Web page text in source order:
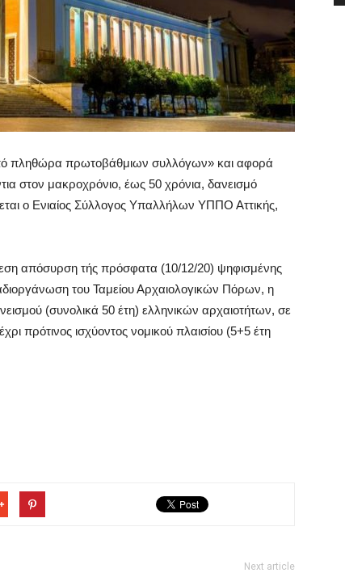
πληθώρα πρωτοβάθμιων συλλόγων» και αφορά
στον μακροχρόνιο, έως 50 χρόνια, δανεισμό
ο Ενιαίος Σύλλογος Υπαλλήλων ΥΠΠΟ Αττικής,
απόσυρση τής πρόσφατα (10/12/20) ψηφισμένης
του Ταμείου Αρχαιολογικών Πόρων, η
(συνολικά 50 έτη) ελληνικών αρχαιοτήτων, σε
πρότινος ισχύοντος νομικού πλαισίου (5+5 έτη
Next article